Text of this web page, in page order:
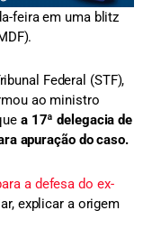
feira em uma blitz
Federal (STF),
ao ministro
a 17ª delegacia de
apuração do caso.
a defesa do ex-
explicar a origem